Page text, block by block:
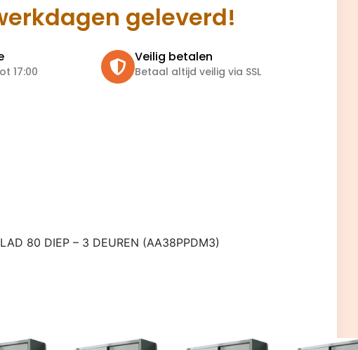
geleverd!
17:00
Veilig betalen
Betaal altijd veilig via SSL
80 DIEP – 3 DEUREN (AA38PPDM3)